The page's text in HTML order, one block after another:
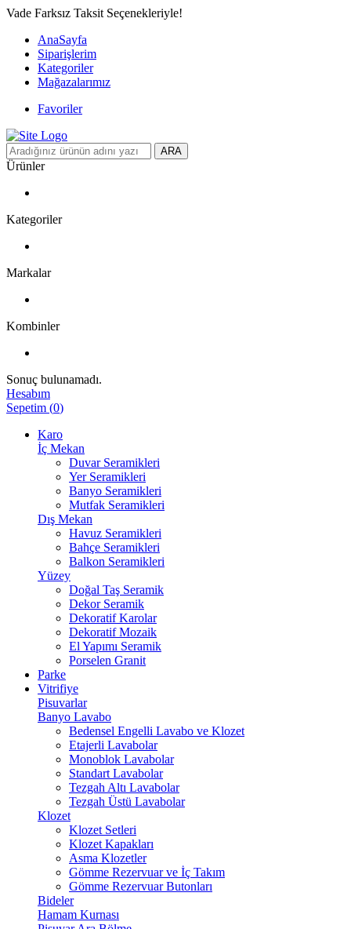
Vade Farksız Taksit Seçenekleriyle!
AnaSayfa
Siparişlerim
Kategoriler
Mağazalarımız
Favoriler
ARA
Ürünler
Kategoriler
Markalar
Kombinler
Sonuç bulunamadı.
Hesabım
Sepetim (0)
Karo
İç Mekan
Duvar Seramikleri
Yer Seramikleri
Banyo Seramikleri
Mutfak Seramikleri
Dış Mekan
Havuz Seramikleri
Bahçe Seramikleri
Balkon Seramikleri
Yüzey
Doğal Taş Seramik
Dekor Seramik
Dekoratif Karolar
Dekoratif Mozaik
El Yapımı Seramik
Porselen Granit
Parke
Vitrifiye
Pisuvarlar
Banyo Lavabo
Bedensel Engelli Lavabo ve Klozet
Etajerli Lavabolar
Monoblok Lavabolar
Standart Lavabolar
Tezgah Altı Lavabolar
Tezgah Üstü Lavabolar
Klozet
Klozet Setleri
Klozet Kapakları
Asma Klozetler
Gömme Rezervuar ve İç Takım
Gömme Rezervuar Butonları
Bideler
Hamam Kurnası